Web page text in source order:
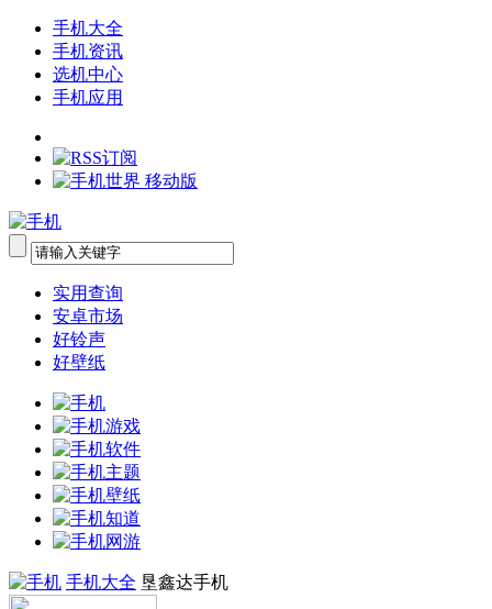
手机大全
手机资讯
选机中心
手机应用
实用查询
安卓市场
好铃声
好壁纸
手机大全 垦鑫达手机